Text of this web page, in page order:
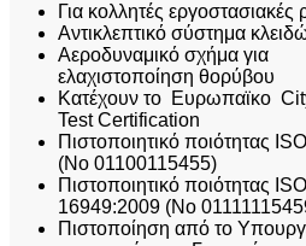
Για κολλητές εργοστασιακές
Αντικλεπτικό σύστημα
Αεροδυναμικό σχήμα για
ελαχιστοποίηση θορύβου
Κατέχουν το Ευρωπαϊκο
Test Certification
Πιστοποιητικό ποιότητας
(No 01100115455)
Πιστοποιητικό ποιότητας
16949:2009 (No
Πιστοποίηση από το